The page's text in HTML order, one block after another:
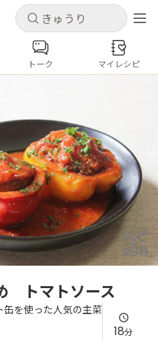
キャンセル
ピを保存できます
せ
キャンセル
コンテンツ
ト
とうもろこし
ゴーヤ
トーク マイレシピ
トマトソース
を使った人気の主菜
18分